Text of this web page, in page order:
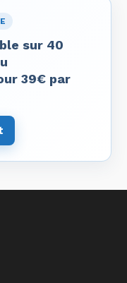
sur 40
39€ par